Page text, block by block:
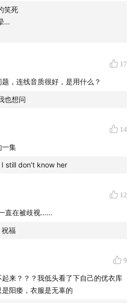
笑死
…
17
，连线音质很好，是用什么？
也想问
14
一集
I still don’t know her
12
直在被歧视……
祝福
9
来？？？我低头看了下自己的优衣库
阳痿，衣服是无辜的